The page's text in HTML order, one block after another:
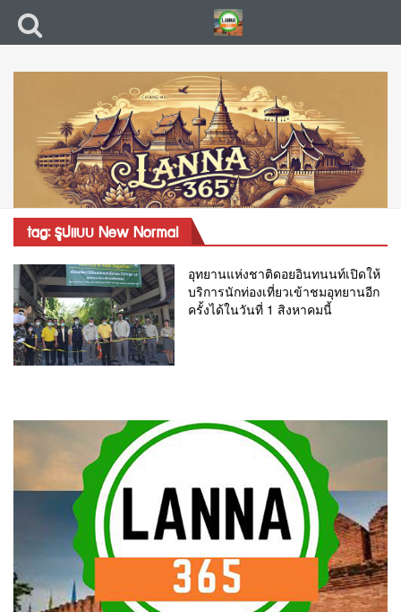
tag: รูปแบบ New Normal
อุทยานแห่งชาติดอยอินทนนท์เปิดให้
บริการนักท่องเที่ยวเข้าชมอุทยานอีก
ครั้งได้ในวันที่ 1 สิงหาคมนี้